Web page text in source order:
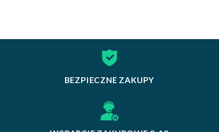
BEZPIECZNE ZAKUPY